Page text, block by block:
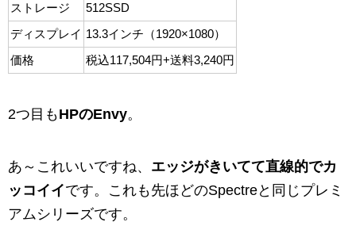
ストレージ
512SSD
ディスプレイ 13.3インチ（1920×1080）
価格
税込117,504円+送料3,240円
2つ目もHPのEnvy。
あ～これいいですね、 エッジがきいてて直線的でカ
ッコイイです。これも先ほどのSpectreと同じプレミ
アムシリーズです。